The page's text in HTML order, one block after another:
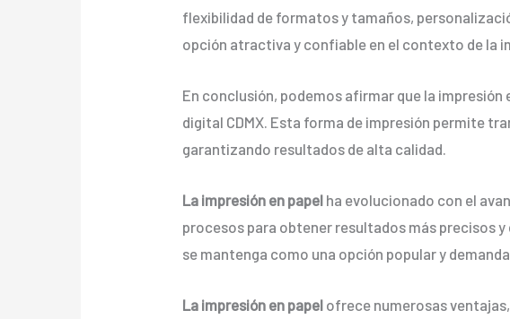
flexibilidad de formatos y tamaños,
opción atractiva y confiable en el contexto de la
En conclusión, podemos afirmar que la
digital CDMX. Esta forma de impresión permite
garantizando resultados de alta calidad.
La impresión en papel ha evolucionado con el
procesos para obtener resultados más precisos
se mantenga como una opción popular y
La impresión en papel ofrece numerosas